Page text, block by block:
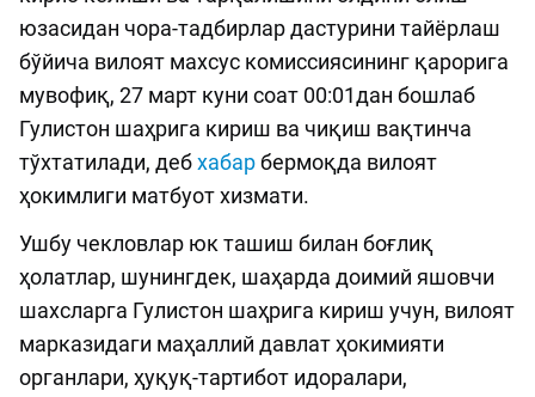
юзасидан чора-тадбирлар дастурини тайёрлаш
бўйича вилоят махсус комиссиясининг қарорига
мувофиқ, 27 март куни соат 00:01дан бошлаб
Гулистон шаҳрига кириш ва чиқиш вақтинча
тўхтатилади, дебхабарбермоқда вилоят
ҳокимлиги матбуот хизмати.
Ушбу чекловлар юк ташиш билан боғлиқ
ҳолатлар, шунингдек, шаҳарда доимий яшовчи
шахсларга Гулистон шаҳрига кириш учун, вилоят
марказидаги маҳаллий давлат ҳокимияти
органлари, ҳуқуқ-тартибот идоралари,